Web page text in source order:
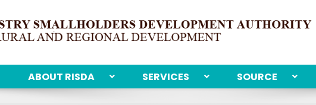
ABOUT RISDA SERVICES SOURCE